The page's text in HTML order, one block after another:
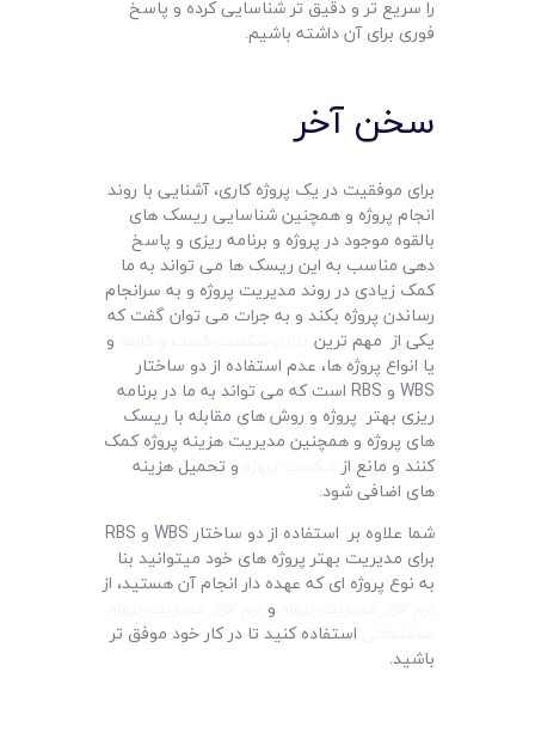
را سریع تر و دقیق تر شناسایی کرده و پاسخ
فوری برای آن داشته باشیم.
سخن آخر
برای موفقیت در یک پروژه کاری، آشنایی با روند
انجام پروژه و همچنین شناسایی ریسک های
بالقوه موجود در پروژه و برنامه ریزی و پاسخ
دهی مناسب به این ریسک ها می تواند به ما
کمک زیادی در روند مدیریت پروژه و به سرانجام
رساندن پروژه بکند و به جرات می توان گفت که
یکی از مهم ترین
و
یا انواع پروژه ها، عدم استفاده از دو ساختار
WBS و RBS است که می تواند به ما در برنامه
ریزی بهتر پروژه و روش های مقابله با ریسک
های پروژه و همچنین مدیریت هزینه پروژه کمک
کنند و مانع از
و تحمیل هزینه
های اضافی شود.
شما علاوه بر استفاده از دو ساختار WBS و RBS
برای مدیریت بهتر پروژه های خود میتوانید بنا
به نوع پروژه ای که عهده دار انجام آن هستید، از
و
استفاده کنید تا در کار خود موفق تر
باشید.